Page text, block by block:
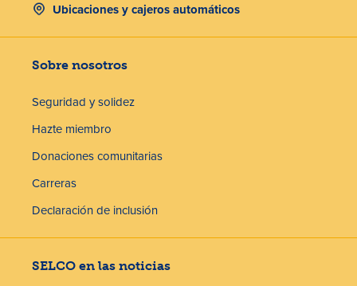
Ubicaciones y cajeros automáticos
Sobre nosotros
Seguridad y solidez
Hazte miembro
Donaciones comunitarias
Carreras
Declaración de inclusión
SELCO en las noticias